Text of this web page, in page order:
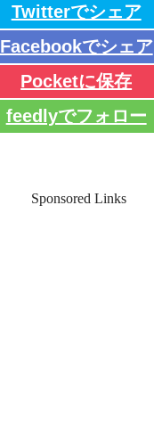
Twitterでシェア
Facebookでシェア
Pocketに保存
feedlyでフォロー
Sponsored Links